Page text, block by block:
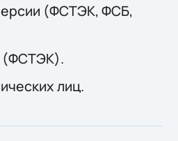
(ФСТЭК, ФСБ,
(ФСТЭК).
лиц.